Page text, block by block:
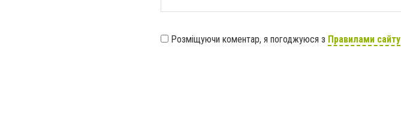
Розміщуючи коментар, я погоджуюся з Правилами сайту